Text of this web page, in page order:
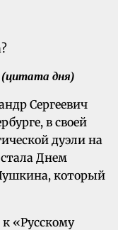
итата дня)
Сергеевич
в своей
дуэли на
Днем
который
«Русскому